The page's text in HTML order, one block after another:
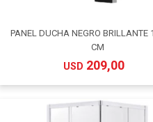
PANEL DUCHA NEGRO BRILLANTE
CM
USD 209,00